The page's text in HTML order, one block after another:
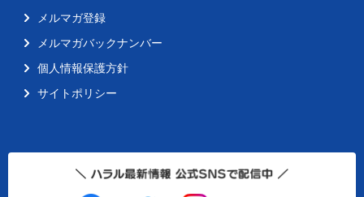
メルマガ登録
メルマガバックナンバー
個人情報保護方針
サイトポリシー